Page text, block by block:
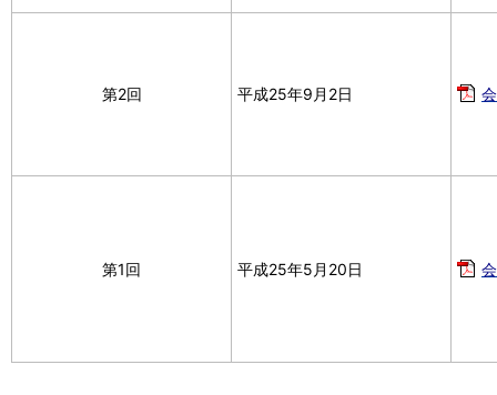
第2回 平成25年9月2日
第1回 平成25年5月20日